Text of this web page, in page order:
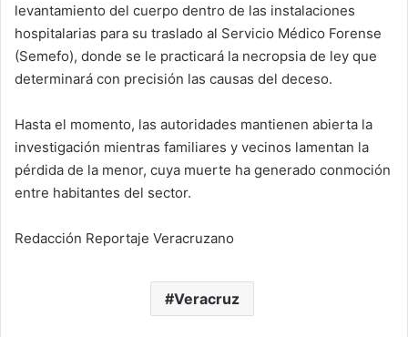
levantamiento del cuerpo dentro de las instalaciones
hospitalarias para su traslado al Servicio Médico Forense
(Semefo), donde se le practicará la necropsia de ley que
determinará con precisión las causas del deceso.
Hasta el momento, las autoridades mantienen abierta la
investigación mientras familiares y vecinos lamentan la
pérdida de la menor, cuya muerte ha generado conmoción
entre habitantes del sector.
Redacción Reportaje Veracruzano
Veracruz